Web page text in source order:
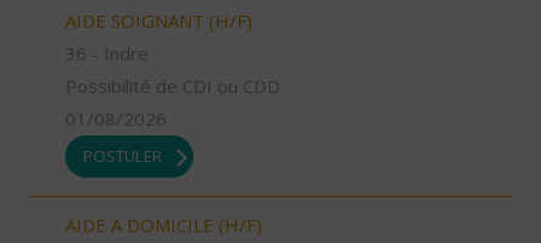
AIDE SOIGNANT (H/F)
36 - Indre
Possibilité de CDI ou CDD
01/08/2026
POSTULER
AIDE A DOMICILE (H/F)